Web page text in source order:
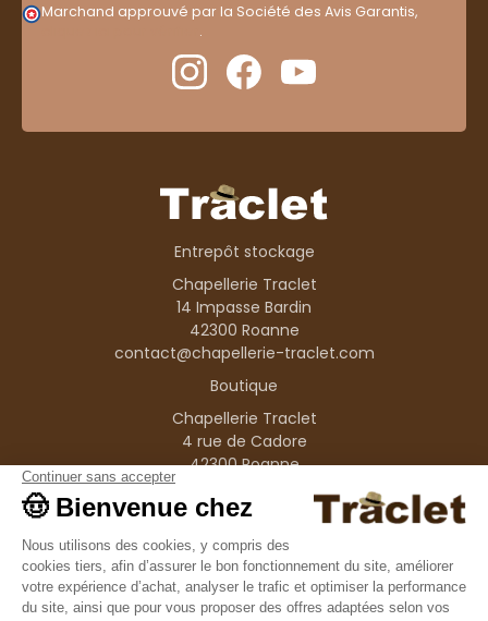
Marchand approuvé par la Société des Avis Garantis,
.
Entrepôt stockage
Chapellerie Traclet
14 Impasse Bardin
42300 Roanne
contact@chapellerie-traclet.com
Boutique
Chapellerie Traclet
4 rue de Cadore
42300 Roanne
Produits
Nos marques